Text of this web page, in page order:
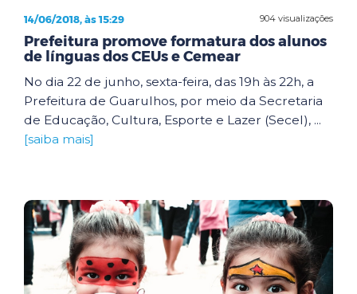
904 visualizações
14/06/2018, às 15:29
Prefeitura promove formatura dos alunos
de línguas dos CEUs e Cemear
No dia 22 de junho, sexta-feira, das 19h às 22h, a
Prefeitura de Guarulhos, por meio da Secretaria
de Educação, Cultura, Esporte e Lazer (Secel), ...
[saiba mais]